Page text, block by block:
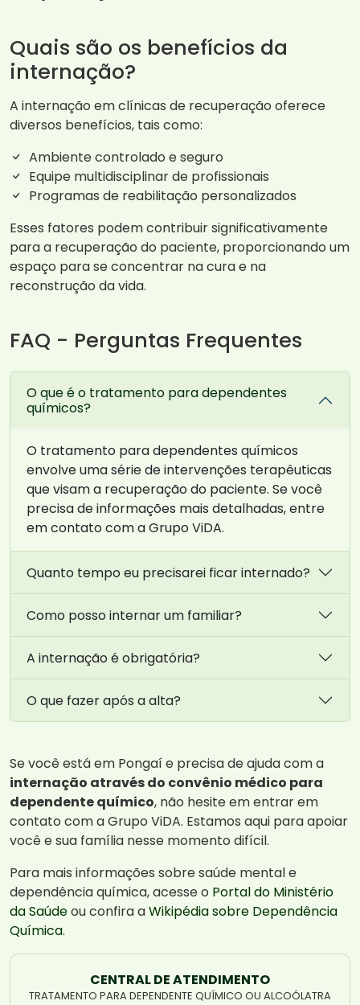
Quais são os benefícios da
internação?
A internação em clínicas de recuperação oferece
diversos benefícios, tais como:
Ambiente controlado e seguro
Equipe multidisciplinar de profissionais
Programas de reabilitação personalizados
Esses fatores podem contribuir significativamente
para a recuperação do paciente, proporcionando um
espaço para se concentrar na cura e na
reconstrução da vida.
FAQ - Perguntas Frequentes
O que é o tratamento para dependentes
químicos?
O tratamento para dependentes químicos
envolve uma série de intervenções terapêuticas
que visam a recuperação do paciente. Se você
precisa de informações mais detalhadas, entre
em contato com a Grupo ViDA.
Quanto tempo eu precisarei ficar internado?
Como posso internar um familiar?
A internação é obrigatória?
O que fazer após a alta?
Se você está em Pongaí e precisa de ajuda com a
internação através do convênio médico para
dependente químico, não hesite em entrar em
contato com a Grupo ViDA. Estamos aqui para apoiar
você e sua família nesse momento difícil.
Para mais informações sobre saúde mental e
dependência química, acesse o Portal do Ministério
da Saúdeou confira aWikipédia sobre Dependência
Química.
CENTRAL DE ATENDIMENTO
TRATAMENTO PARA DEPENDENTE QUÍMICO OU ALCOÓLATRA